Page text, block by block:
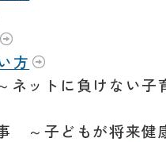
方
ネットに負けない
～子どもが将来